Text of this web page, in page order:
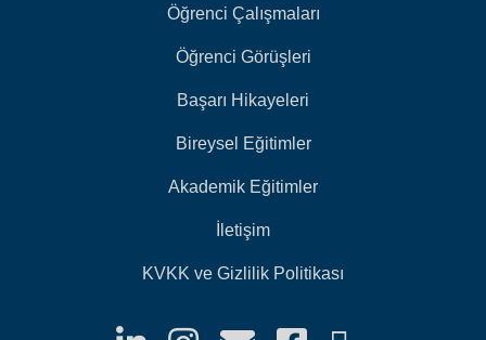
Öğrenci Çalışmaları
Öğrenci Görüşleri
Başarı Hikayeleri
Bireysel Eğitimler
Akademik Eğitimler
İletişim
KVKK ve Gizlilik Politikası